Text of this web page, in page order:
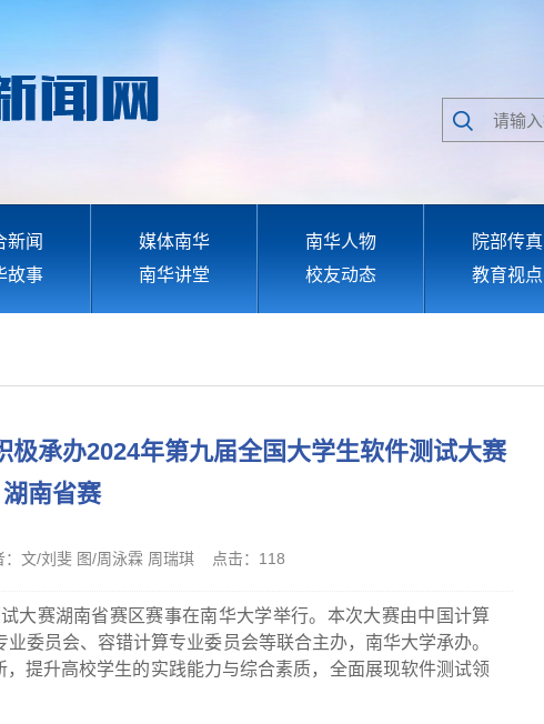
新闻 媒体南华 南华人物 院部传真
故事 南华讲堂 校友动态 教育视点
极承办2024年第九届全国大学生软件测试大赛
湖南省赛
文/刘斐 图/周泳霖 周瑞琪 点击： 118
大赛湖南省赛区赛事在南华大学举行。本次大赛由中国计算
委员会、容错计算专业委员会等联合主办，南华大学承办。
提升高校学生的实践能力与综合素质，全面展现软件测试领